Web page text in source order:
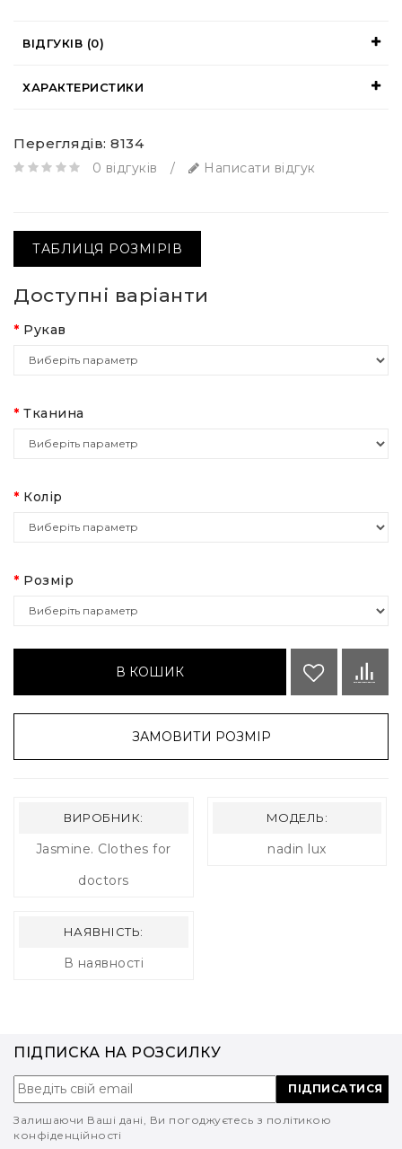
ВІДГУКІВ (0)
ХАРАКТЕРИСТИКИ
Переглядів: 8134
0 відгуків / Написати відгук
ТАБЛИЦЯ РОЗМІРІВ
Доступні варіанти
Рукав
Тканина
Колір
Розмір
В КОШИК
ЗАМОВИТИ РОЗМІР
ВИРОБНИК:
Jasmine. Clothes for
doctors
МОДЕЛЬ:
nadin lux
НАЯВНІСТЬ:
В наявності
ПІДПИСКА НА РОЗСИЛКУ
ПІДПИСАТИСЯ
Залишаючи Ваші дані, Ви погоджуєтесь з політикою
конфіденційності